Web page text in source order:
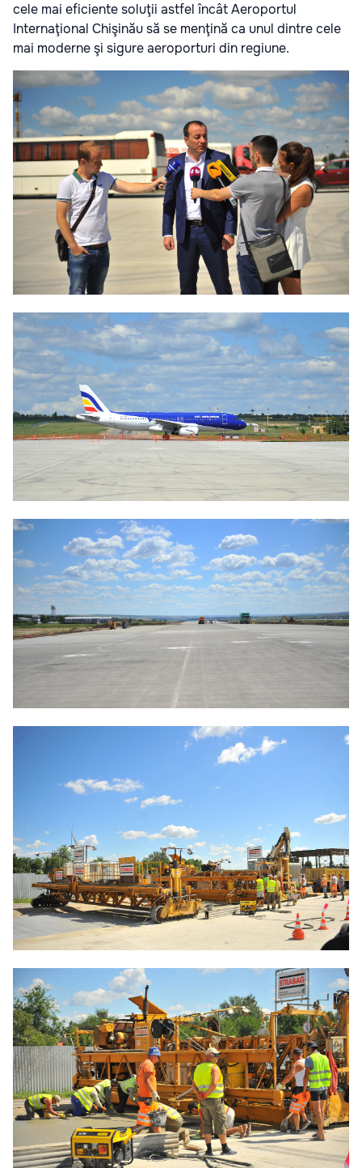
cele mai eficiente soluţii astfel încât Aeroportul
Internaţional Chişinău să se menţină ca unul dintre cele
mai moderne şi sigure aeroporturi din regiune.